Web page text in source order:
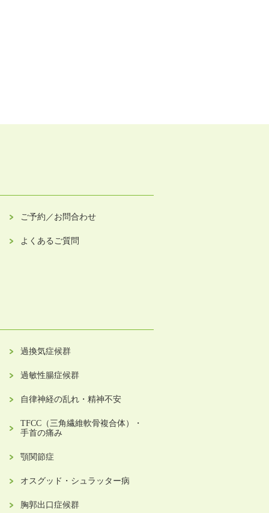
ご予約／お問合わせ
よくあるご質問
過換気症候群
過敏性腸症候群
自律神経の乱れ・精神不安
TFCC（三角繊維軟骨複合体）・
手首の痛み
顎関節症
オスグッド・シュラッター病
胸郭出口症候群